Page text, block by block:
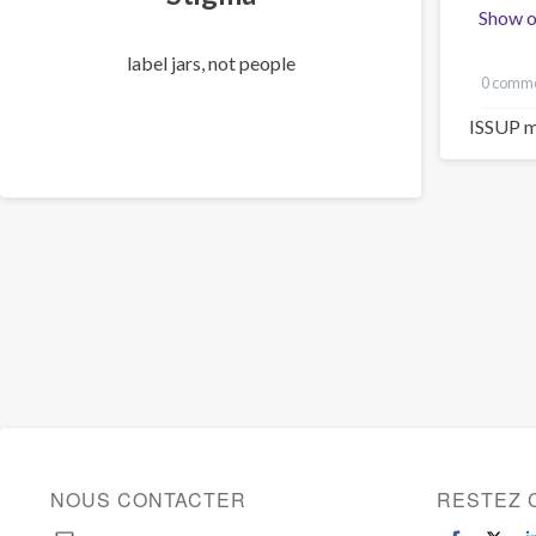
label jars, not people
Show
0
ISSUP
NOUS CONTACTER RESTEZ